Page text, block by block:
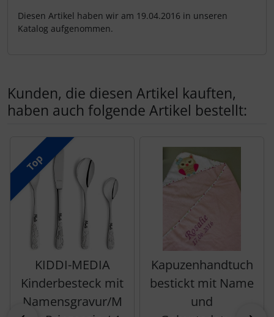
Diesen Artikel haben wir am 19.04.2016 in unseren
Katalog aufgenommen.
Kunden, die diesen Artikel kauften,
haben auch folgende Artikel bestellt:
Es folgt ein Produktslider - navigieren Sie mit der Tab-
Top
KIDDI-MEDIA
Kinderbesteck mit
Namensgravur/M
Kapuzenhandtuch
bestickt mit Name
und